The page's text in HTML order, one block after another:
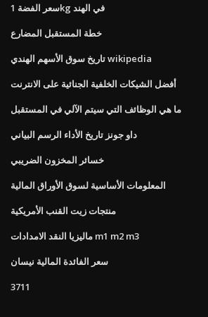
سعر الفضة 1kg في الهند
خطة المستقبل المضارع
تاريخ سوق الأسهم الهندي wikipedia
أفضل الشيكات الخلفية الجنائية على الانترنت
ما هي الوظائف التي سيتم الآلي في المستقبل
داو جونز تاريخ الأداء الرسم البياني
خسائر المخزون الضريبي
المعلومات الأساسية لسوق الأوراق المالية
منتجات زيت القنب الأمريكية
ماليزيا النقد الامدادات m1 m2 m3
سعر الفائدة المالية نيسان
3711